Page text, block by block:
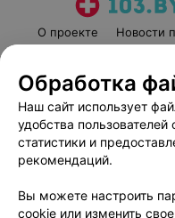
О проекте Новости
Пользовательское
Написать
Обработка
Обработка
Наш сайт использует
удобства пользователей
статистики и
рекомендаций.
Вы можете настроить
cookie или изменить